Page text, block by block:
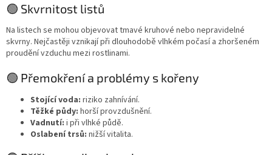
🟢 Skvrnitost listů
Na listech se mohou objevovat tmavé kruhové nebo nepravidelné
skvrny. Nejčastěji vznikají při dlouhodobě vlhkém počasí a zhoršeném
proudění vzduchu mezi rostlinami.
🟢 Přemokření a problémy s kořeny
Stojící voda: riziko zahnívání.
Těžké půdy: horší provzdušnění.
Vadnutí: i při vlhké půdě.
Oslabení trsů: nižší vitalita.